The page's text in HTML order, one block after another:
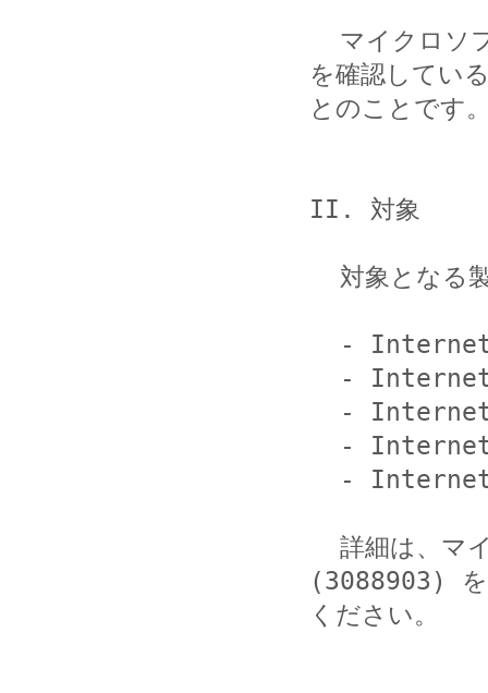
を確認してい
とのことです
II. 対象
(3088903) を
ください。